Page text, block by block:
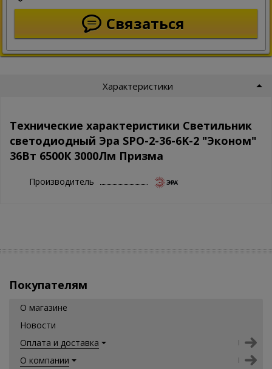
Связаться
Характеристики
Технические характеристики Светильник
светодиодный Эра SPO-2-36-6K-2 "Эконом"
36Вт 6500К 3000Лм Призма
Производитель
Покупателям
О магазине
Новости
Оплата и доставка
О компании